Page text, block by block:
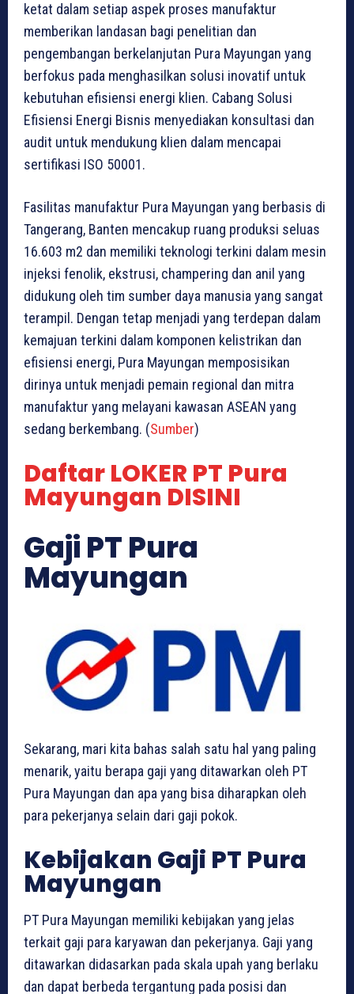
ketat dalam setiap aspek proses manufaktur
memberikan landasan bagi penelitian dan
pengembangan berkelanjutan Pura Mayungan yang
berfokus pada menghasilkan solusi inovatif untuk
kebutuhan efisiensi energi klien. Cabang Solusi
Efisiensi Energi Bisnis menyediakan konsultasi dan
audit untuk mendukung klien dalam mencapai
sertifikasi ISO 50001.
Fasilitas manufaktur Pura Mayungan yang berbasis di
Tangerang, Banten mencakup ruang produksi seluas
16.603 m2 dan memiliki teknologi terkini dalam mesin
injeksi fenolik, ekstrusi, champering dan anil yang
didukung oleh tim sumber daya manusia yang sangat
terampil. Dengan tetap menjadi yang terdepan dalam
kemajuan terkini dalam komponen kelistrikan dan
efisiensi energi, Pura Mayungan memposisikan
dirinya untuk menjadi pemain regional dan mitra
manufaktur yang melayani kawasan ASEAN yang
sedang berkembang. (Sumber)
Daftar LOKER PT Pura
Mayungan DISINI
Gaji PT Pura
Mayungan
Sekarang, mari kita bahas salah satu hal yang paling
menarik, yaitu berapa gaji yang ditawarkan oleh PT
Pura Mayungan dan apa yang bisa diharapkan oleh
para pekerjanya selain dari gaji pokok.
Kebijakan Gaji PT Pura
Mayungan
PT Pura Mayungan memiliki kebijakan yang jelas
terkait gaji para karyawan dan pekerjanya. Gaji yang
ditawarkan didasarkan pada skala upah yang berlaku
dan dapat berbeda tergantung pada posisi dan